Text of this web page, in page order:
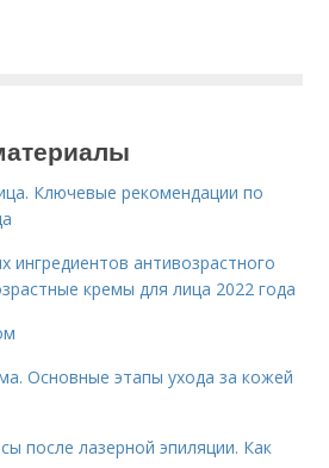
Ключевые рекомендации по
ингредиентов антивозрастного
кремы для лица 2022 года
Основные этапы ухода за кожей
после лазерной эпиляции. Как